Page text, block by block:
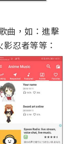
曲，如：進擊
忍者等等：